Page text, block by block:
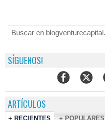
SÍGUENOS!
ARTÍCULOS
+ RECIENTES + POPULARES